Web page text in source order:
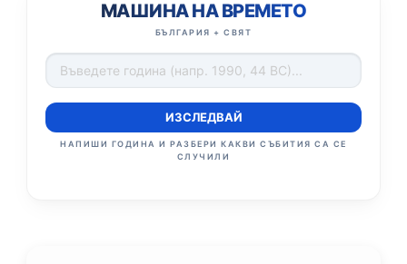
МАШИНА НА ВРЕМЕТО
БЪЛГАРИЯ + СВЯТ
ИЗСЛЕДВАЙ
НАПИШИ ГОДИНА И РАЗБЕРИ КАКВИ СЪБИТИЯ СА СЕ
СЛУЧИЛИ